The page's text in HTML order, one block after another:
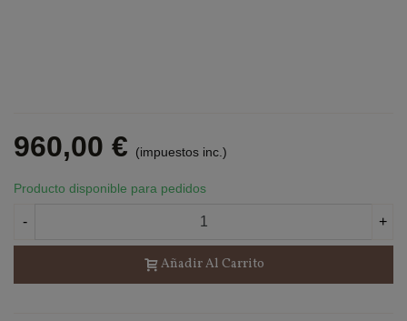
960,00 € (impuestos inc.)
Producto disponible para pedidos
- +
Añadir Al Carrito